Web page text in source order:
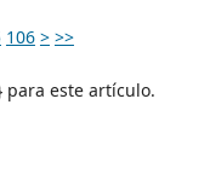
106 > >>
para este artículo.